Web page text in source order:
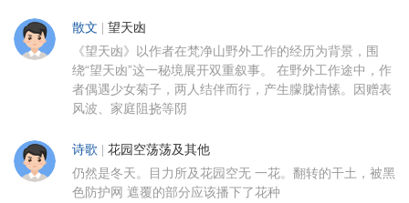
散文 望天凼
《望天凼》以作者在梵净山野外工作的经历为背景，围
绕“望天凼”这一秘境展开双重叙事。 在野外工作途中，作
者偶遇少女菊子，两人结伴而行，产生朦胧情愫。因赠表
风波、家庭阻挠等阴
诗歌 花园空荡荡及其他
仍然是冬天。目力所及花园空无 一花。翻转的干土，被黑
色防护网 遮覆的部分应该播下了花种